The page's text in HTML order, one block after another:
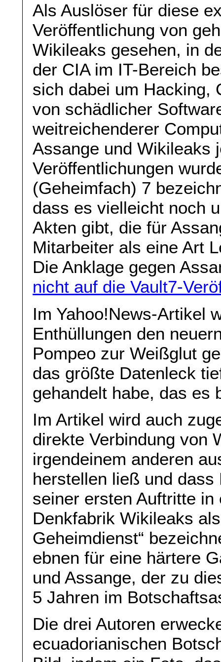
Als Auslöser für diese
Veröffentlichung von
Wikileaks gesehen, in
der CIA im IT-Bereich
sich dabei um Hacking,
von schädlicher
weitreichenderer
Assange und Wikileaks
Veröffentlichungen
(Geheimfach) 7
dass es vielleicht noch
Akten gibt, die für
Mitarbeiter als eine Art
Die Anklage gegen
nicht auf die Vault7-
Im Yahoo!News-Artikel
Enthüllungen den
Pompeo zur Weißglut
das größte Datenleck
gehandelt habe, das es
Im Artikel wird auch
direkte Verbindung von
irgendeinem anderen
herstellen ließ und
seiner ersten Auftritte
Denkfabrik Wikileaks
Geheimdienst“
ebnen für eine härtere
und Assange, der zu
5 Jahren im
Die drei Autoren
ecuadorianischen